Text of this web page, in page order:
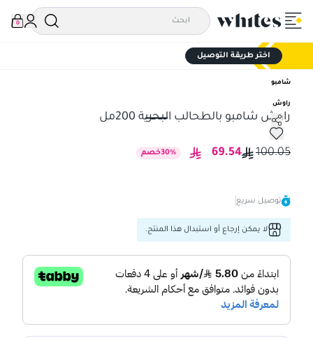
0
اختر طريقة التوصيل
شامبو
راوش
راوش شامبو بالطحالب البحرية 200مل
راوش شامبو بالطحالب البحرية 200مل
100.05
69.54
30% خصم
توصيل سريع
لا يمكن إرجاع أو استبدال هذا المنتج.